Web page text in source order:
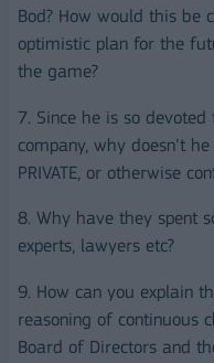
Bod? How would this be
optimistic plan for the
the game?
7. Since he is so
company, why doesn’t
PRIVATE, or otherwise
8. Why have they spent
experts, lawyers etc?
9. How can you explain
reasoning of continuous
Board of Directors and